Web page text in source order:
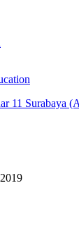
11 Surabaya